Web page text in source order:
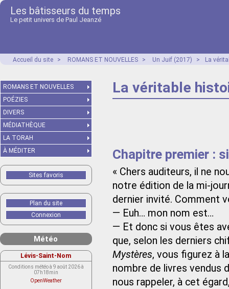
Les bâtisseurs du temps
Le petit univers de Paul Jeanzé
Accueil du site > ROMANS ET NOUVELLES > Un Juif (2017) > La
La véritable
Chapitre premier :
« Chers auditeurs, il ne
notre édition de la mi-
dernier invité. Comment
— Euh… mon nom est…
— Et donc si vous êtes
que, selon les derniers
Mystères, vous figurez à
nombre de livres vendus
nous rappeler, à cet
ROMANS ET NOUVELLES
POÉZIES
DIVERS
MÉDIATHÈQUE
LA TORAH
À MÉDITER
Sites favoris
Plan du site
Connexion
Météo
Lévis-Saint-Nom
Conditions météo à 9 août 2026 à
07h18min
OpenWeather